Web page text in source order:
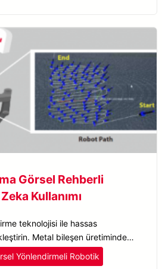
Görsel Rehberli
Kullanımı
teknolojisi ile hassas
Metal bileşen üretiminde
ve verimliliği artırın.
Yönlendirmeli Robotik